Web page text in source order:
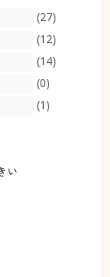
(27)
(12)
(14)
(0)
(1)
い